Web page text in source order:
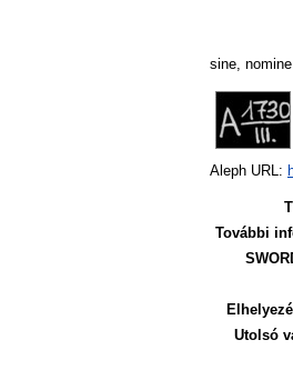
sine, nomine
Aleph URL:
További
Utolsó